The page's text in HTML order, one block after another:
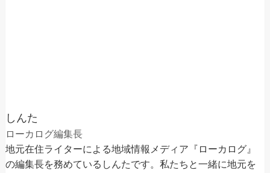
しんた
ローカログ編集長
地元在住ライターによる地域情報メディア『ローカログ』
の編集長を務めているしんたです。私たちと一緒に地元を